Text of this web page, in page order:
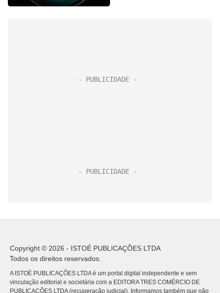
Copyright © 2026 - ISTOÉ PUBLICAÇÕES LTDA
Todos os direitos reservados.
A ISTOÉ PUBLICAÇÕES LTDA é um portal digital independente e sem
vinculação editorial e societária com a EDITORA TRES COMÉRCIO DE
PUBLICACÕES LTDA (recuperação judicial). Informamos também que não